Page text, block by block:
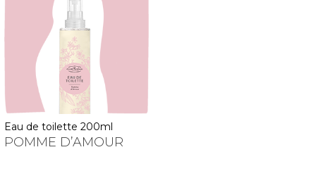
eau de toilette 200ml
POMME D’AMOUR